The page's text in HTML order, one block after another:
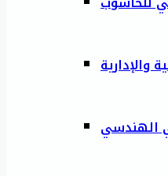
والإدارية
الهندسي